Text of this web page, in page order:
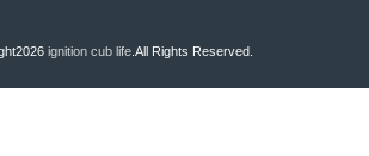
ignition cub life.All Rights Reserved.